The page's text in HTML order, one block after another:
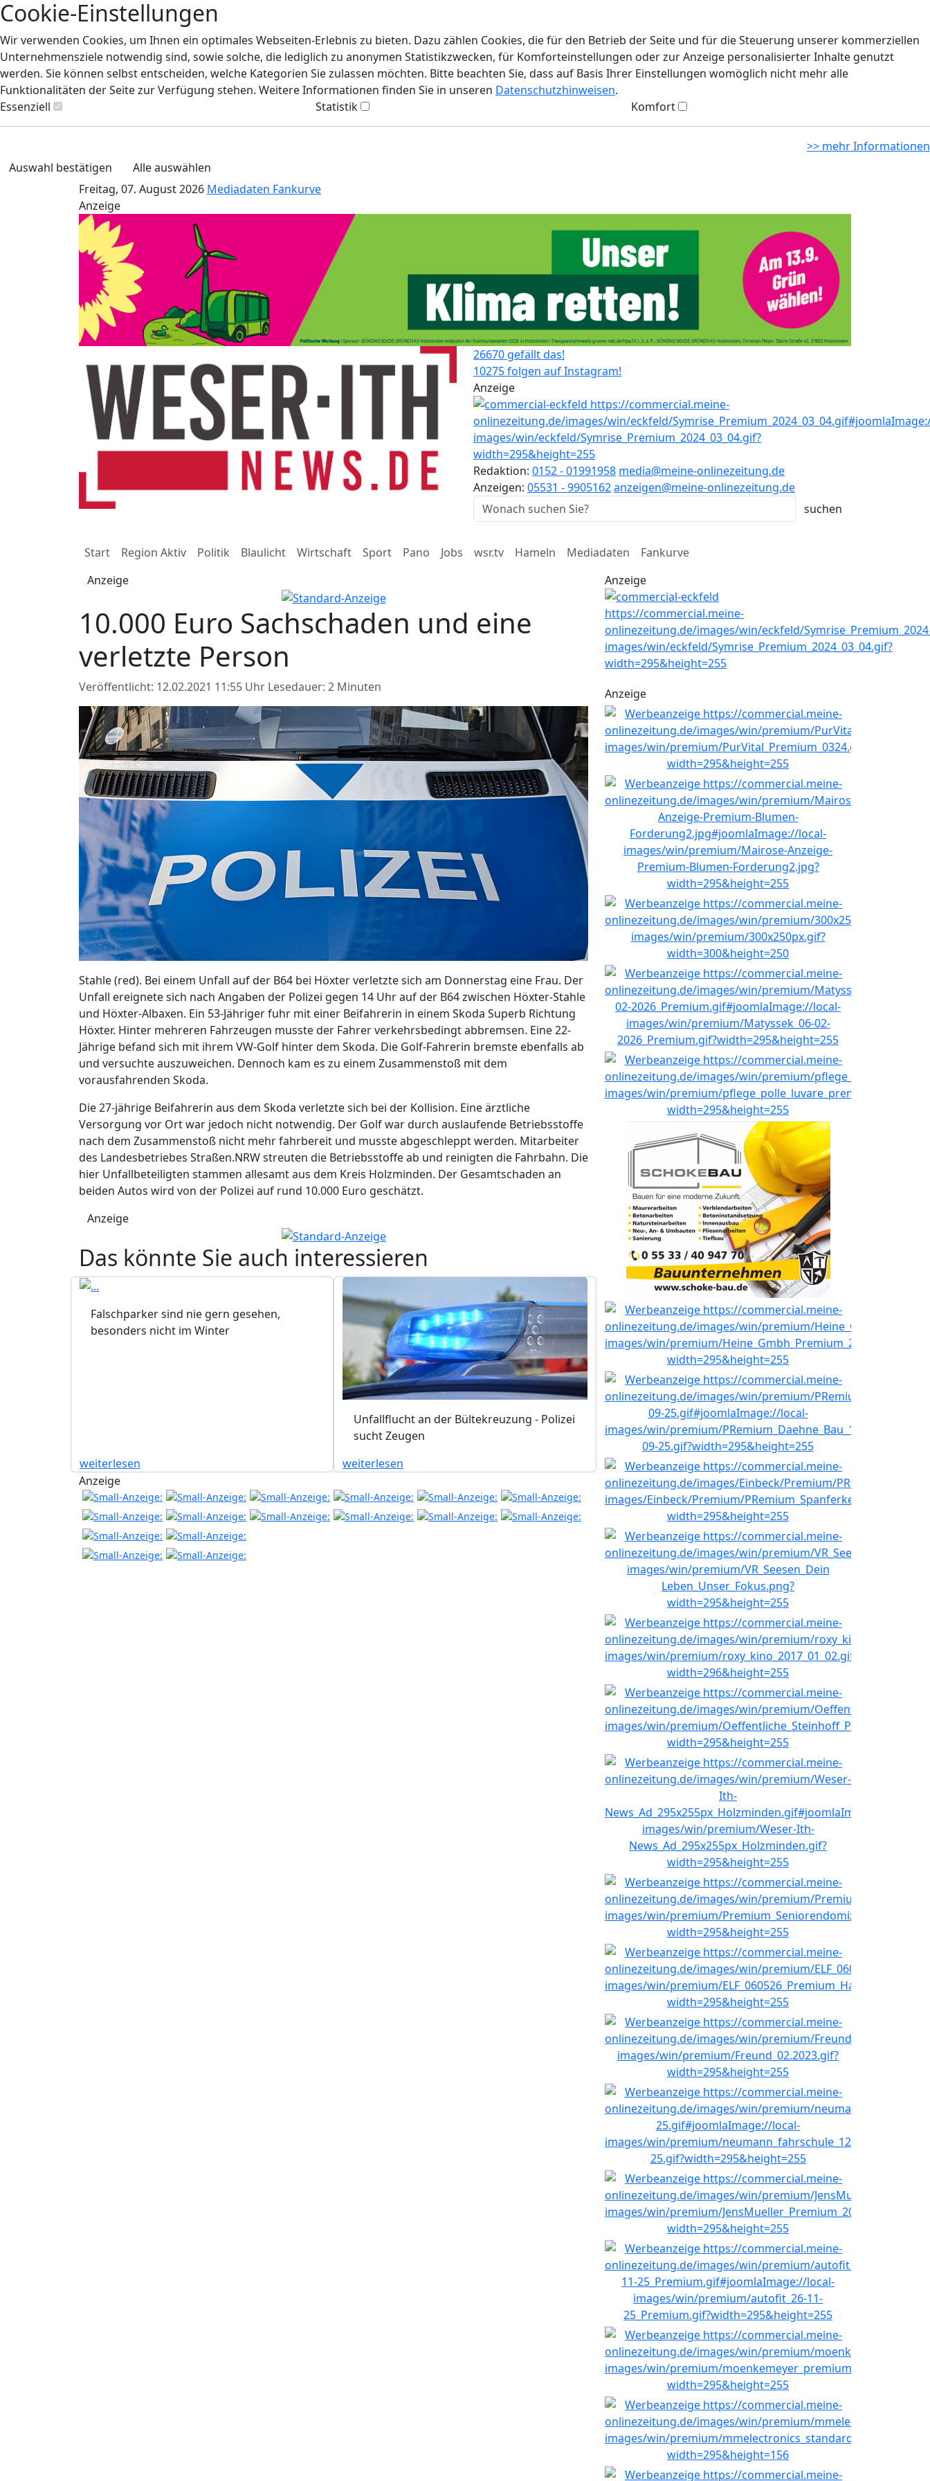
Cookie-Einstellungen
Wir verwenden Cookies, um Ihnen ein optimales Webseiten-Erlebnis zu bieten. Dazu zählen Cookies, die für den Betrieb der Seite und für die Steuerung unserer kommerziellen
Unternehmensziele notwendig sind, sowie solche, die lediglich zu anonymen Statistikzwecken, für Komforteinstellungen oder zur Anzeige personalisierter Inhalte genutzt
werden. Sie können selbst entscheiden, welche Kategorien Sie zulassen möchten. Bitte beachten Sie, dass auf Basis Ihrer Einstellungen womöglich nicht mehr alle
Funktionalitäten der Seite zur Verfügung stehen. Weitere Informationen finden Sie in unseren Datenschutzhinweisen.
Essenziell
Statistik Komfort
>> mehr Informationen
Auswahl bestätigen
Alle auswählen
Freitag, 07. August 2026 Mediadaten Fankurve
Anzeige
26670 gefällt das!
10275 folgen auf Instagram!
Anzeige
Redaktion: 0152 - 01991958 media@meine-onlinezeitung.de
Anzeigen: 05531 - 9905162anzeigen@meine-onlinezeitung.de
Start Region Aktiv Politik Blaulicht Wirtschaft Sport Pano Jobs wsr.tv Hameln Mediadaten
Fankurve
Anzeige
10.000 Euro Sachschaden und eine
verletzte Person
Veröffentlicht: 12.02.2021 11:55 Uhr Lesedauer: 2 Minuten
Stahle (red). Bei einem Unfall auf der B64 bei Höxter verletzte sich am Donnerstag eine Frau. Der
Unfall ereignete sich nach Angaben der Polizei gegen 14 Uhr auf der B64 zwischen Höxter-Stahle
und Höxter-Albaxen. Ein 53-Jähriger fuhr mit einer Beifahrerin in einem Skoda Superb Richtung
Höxter. Hinter mehreren Fahrzeugen musste der Fahrer verkehrsbedingt abbremsen. Eine 22-
Jährige befand sich mit ihrem VW-Golf hinter dem Skoda. Die Golf-Fahrerin bremste ebenfalls ab
und versuchte auszuweichen. Dennoch kam es zu einem Zusammenstoß mit dem
vorausfahrenden Skoda.
Die 27-jährige Beifahrerin aus dem Skoda verletzte sich bei der Kollision. Eine ärztliche
Versorgung vor Ort war jedoch nicht notwendig. Der Golf war durch auslaufende Betriebsstoffe
nach dem Zusammenstoß nicht mehr fahrbereit und musste abgeschleppt werden. Mitarbeiter
des Landesbetriebes Straßen.NRW streuten die Betriebsstoffe ab und reinigten die Fahrbahn. Die
hier Unfallbeteiligten stammen allesamt aus dem Kreis Holzminden. Der Gesamtschaden an
beiden Autos wird von der Polizei auf rund 10.000 Euro geschätzt.
Anzeige
Das könnte Sie auch interessieren
Falschparker sind nie gern gesehen,
besonders nicht im Winter
weiterlesen
Unfallflucht an der Bültekreuzung - Polizei
sucht Zeugen
weiterlesen
Anzeige
Anzeige
Anzeige